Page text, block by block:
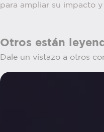
para ampliar su impacto
Otros están
Dale un vistazo a otros